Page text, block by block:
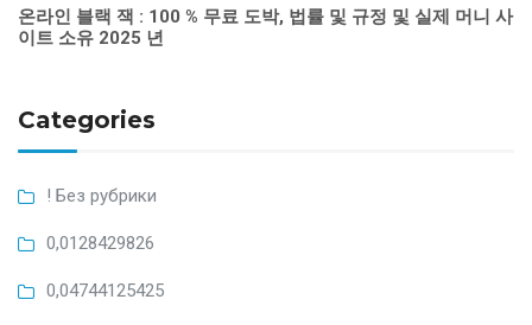
온라인 블랙 잭 : 100 % 무료 도박, 법률 및 규정 및 실제 머니 사
이트 소유 2025 년
Categories
! Без рубрики
0,0128429826
0,04744125425